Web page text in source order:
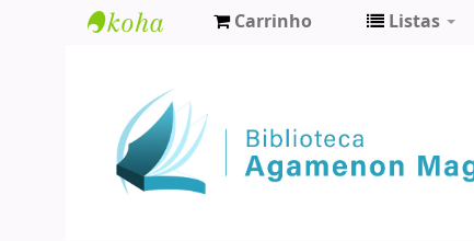
Agamenon
Magalhães
Carrinho Listas